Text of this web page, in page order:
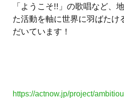
「ようこそ!!」の歌唱など、
た活動を軸に世界に羽ばたけ
だいています！
https://actnow.jp/project/